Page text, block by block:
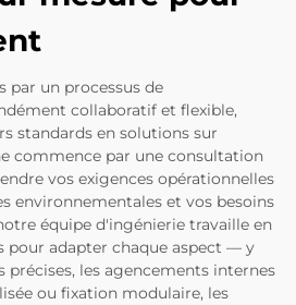
par un processus de
collaboratif et flexible,
standards en solutions sur
commence par une consultation
vos exigences opérationnelles
environnementales et vos besoins
équipe d'ingénierie travaille en
pour adapter chaque aspect — y
les agencements internes
ou fixation modulaire, les